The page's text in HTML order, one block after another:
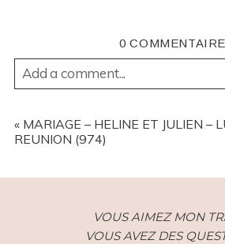
0
Add a comment...
REQUIRED FIELDS ARE MARKED *
« MARIAGE – HELINE ET JULIEN –
REUNION (974)
VOUS AIMEZ MON
VOUS AVEZ DES